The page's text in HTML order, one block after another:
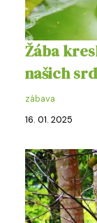
Žába
našich
zábava
16. 01. 2025